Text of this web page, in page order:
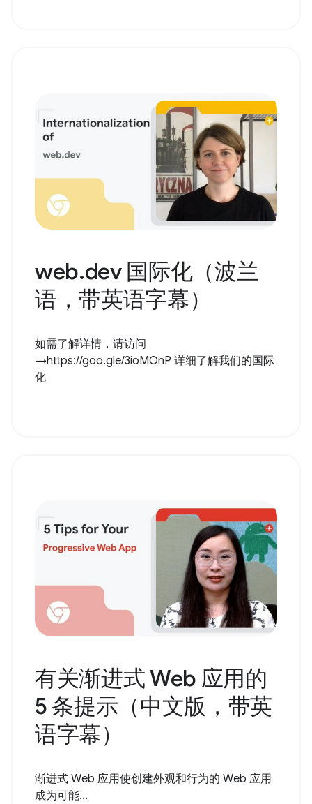
web.dev 国际化（波兰
语，带英语字幕）
如需了解详情，请访问
→https://goo.gle/3ioMOnP 详细了解我们的国际
化
有关渐进式 Web 应用的
5 条提示（中文版，带英
语字幕）
渐进式 Web 应用使创建外观和行为的 Web 应用
成为可能...